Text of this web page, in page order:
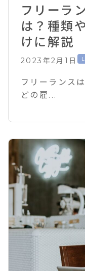
フリーラ
は？種類
けに解説
2023年2月1日
フリーランス
どの雇...